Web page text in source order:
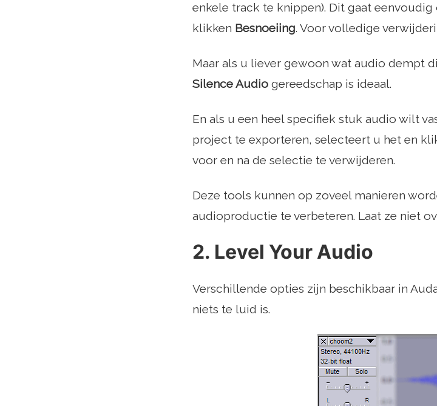
enkele track te knippen). Dit gaat
klikken Besnoeiing. Voor volledige
Maar als u liever gewoon wat audio dempt
Silence Audio gereedschap is ideaal.
En als u een heel specifiek stuk audio wilt
project te exporteren, selecteert u het en
voor en na de selectie te verwijderen.
Deze tools kunnen op zoveel manieren
audioproductie te verbeteren. Laat ze niet
2. Level Your Audio
Verschillende opties zijn beschikbaar in
niets te luid is.